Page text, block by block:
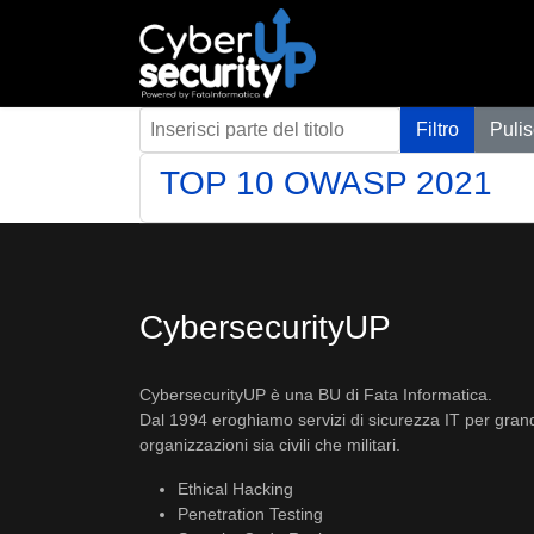
Inserisci parte del titolo Filtro
TOP 10 OWASP 2021
CybersecurityUP
CybersecurityUP è una BU di Fata Informatica.
Dal 1994 eroghiamo servizi di sicurezza IT per
organizzazioni sia civili che militari.
Ethical Hacking
Penetration Testing